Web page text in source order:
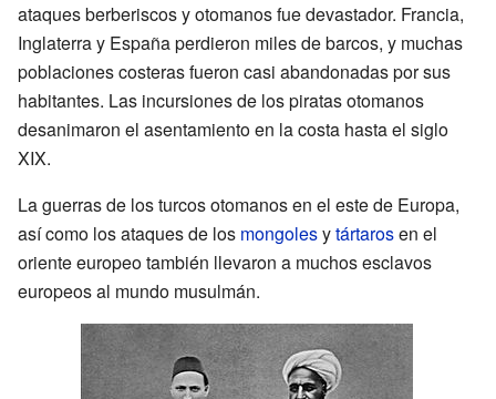
ataques berberiscos y otomanos fue devastador. Francia,
Inglaterra y España perdieron miles de barcos, y muchas
poblaciones costeras fueron casi abandonadas por sus
habitantes. Las incursiones de los piratas otomanos
desanimaron el asentamiento en la costa hasta el siglo
XIX.
La guerras de los turcos otomanos en el este de Europa,
así como los ataques de los mongolesytártarosen el
oriente europeo también llevaron a muchos esclavos
europeos al mundo musulmán.